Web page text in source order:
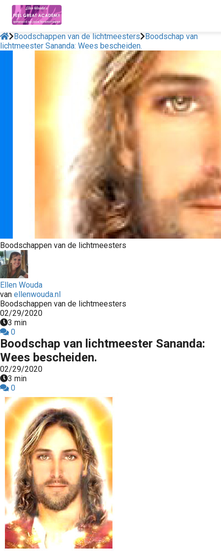
Boodschappen van de lichtmeesters
Boodschap van
lichtmeester Sananda: Wees bescheiden.
Boodschappen van de lichtmeesters
Ellen Wouda
van ellenwouda.nl
Boodschappen van de lichtmeesters
02/29/2020
3 min
0
Boodschap van lichtmeester Sananda:
Wees bescheiden.
02/29/2020
3 min
0
niet
worden
om
te
over
van
op
gebruikt
te
Hierdoor
website-
van